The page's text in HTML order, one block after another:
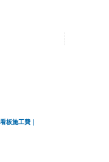
板施工費｜